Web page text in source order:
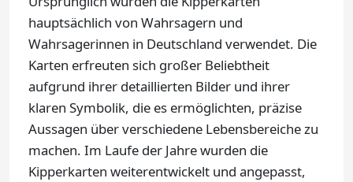
hauptsächlich von Wahrsagern und
Wahrsagerinnen in Deutschland verwendet. Die
Karten erfreuten sich großer Beliebtheit
aufgrund ihrer detaillierten Bilder und ihrer
klaren Symbolik, die es ermöglichten, präzise
Aussagen über verschiedene Lebensbereiche zu
machen. Im Laufe der Jahre wurden die
Kipperkarten weiterentwickelt und angepasst,